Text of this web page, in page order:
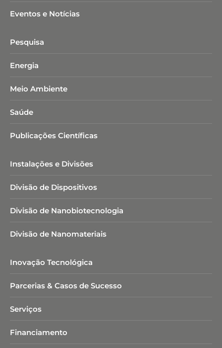
Eventos e Notícias
Pesquisa
Energia
Meio Ambiente
Saúde
Publicações Científicas
Instalações e Divisões
Divisão de Dispositivos
Divisão de Nanobiotecnologia​
Divisão de Nanomateriais
Inovação Tecnológica
Parcerias & Casos de Sucesso
Serviços
Financiamento